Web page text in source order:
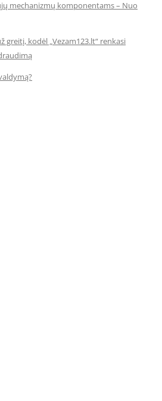
mechanizmų komponentams – Nuo
greitį, kodėl „Vezam123.lt“ renkasi